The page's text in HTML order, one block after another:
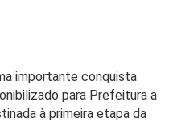
importante conquista
para Prefeitura a
à primeira etapa da